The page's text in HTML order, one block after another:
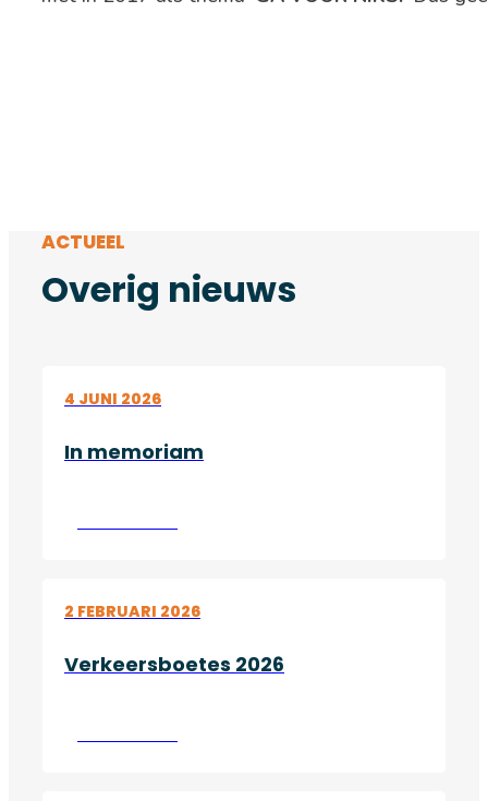
ACTUEEL
Overig nieuws
4 JUNI 2026
In memoriam
2 FEBRUARI 2026
Verkeersboetes 2026